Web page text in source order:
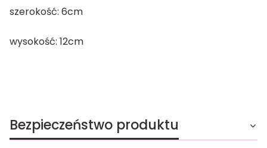
szerokość: 6cm
wysokość: 12cm
Bezpieczeństwo produktu